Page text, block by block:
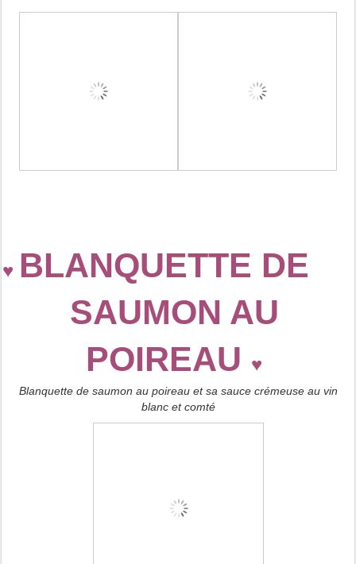
♥ BLANQUETTE DE
SAUMON AU
POIREAU ♥
Blanquette de saumon au poireau et sa sauce crémeuse au vin
blanc et comté